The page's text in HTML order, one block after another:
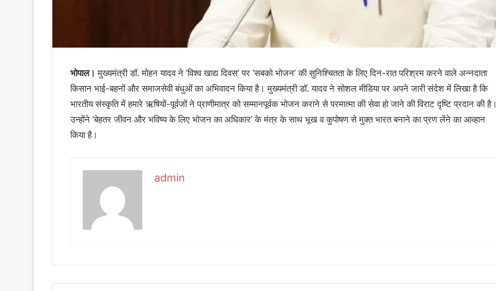
भोपाल। मुख्यमंत्री डॉ. मोहन यादव ने ‘विश्व खाद्य दिवस’ पर ‘सबको भोजन’ की सुनिश्चितता के लिए दिन-रात परिश्रम करने वाले अन्नदाता
किसान भाई-बहनों और समाजसेवी बंधुओं का अभिवादन किया है। मुख्यमंत्री डॉ. यादव ने सोशल मीडिया पर अपने जारी संदेश में लिखा है कि
भारतीय संस्कृति में हमारे ऋषियों-पूर्वजों ने प्राणीमात्र को सम्मानपूर्वक भोजन कराने से परमात्मा की सेवा हो जाने की विराट दृष्टि प्रदान की है।
उन्होंने ‘बेहतर जीवन और भविष्य के लिए भोजन का अधिकार’ के मंत्र के साथ भूख व कुपोषण से मुक्त भारत बनाने का प्रण लेंने का आव्हान
किया है।
admin